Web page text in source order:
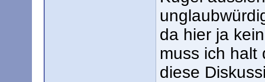
da hier ja
muss ich halt
diese